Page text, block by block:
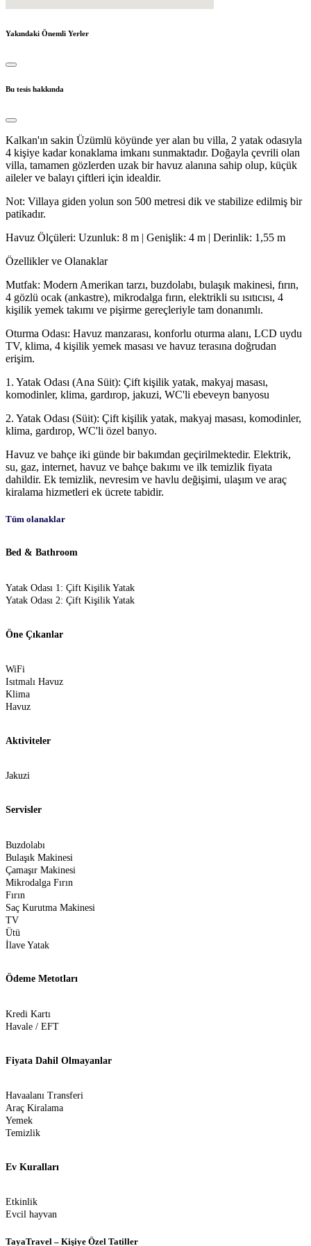
Yakındaki Önemli Yerler
Bu tesis hakkında
Kalkan'ın sakin Üzümlü köyünde yer alan bu villa, 2 yatak odasıyla
4 kişiye kadar konaklama imkanı sunmaktadır. Doğayla çevrili olan
villa, tamamen gözlerden uzak bir havuz alanına sahip olup, küçük
aileler ve balayı çiftleri için idealdir.
Not: Villaya giden yolun son 500 metresi dik ve stabilize edilmiş bir
patikadır.
Havuz Ölçüleri: Uzunluk: 8 m | Genişlik: 4 m | Derinlik: 1,55 m
Özellikler ve Olanaklar
Mutfak: Modern Amerikan tarzı, buzdolabı, bulaşık makinesi, fırın,
4 gözlü ocak (ankastre), mikrodalga fırın, elektrikli su ısıtıcısı, 4
kişilik yemek takımı ve pişirme gereçleriyle tam donanımlı.
Oturma Odası: Havuz manzarası, konforlu oturma alanı, LCD uydu
TV, klima, 4 kişilik yemek masası ve havuz terasına doğrudan
erişim.
1. Yatak Odası (Ana Süit): Çift kişilik yatak, makyaj masası,
komodinler, klima, gardırop, jakuzi, WC'li ebeveyn banyosu
2. Yatak Odası (Süit): Çift kişilik yatak, makyaj masası, komodinler,
klima, gardırop, WC'li özel banyo.
Havuz ve bahçe iki günde bir bakımdan geçirilmektedir. Elektrik,
su, gaz, internet, havuz ve bahçe bakımı ve ilk temizlik fiyata
dahildir. Ek temizlik, nevresim ve havlu değişimi, ulaşım ve araç
kiralama hizmetleri ek ücrete tabidir.
Tüm olanaklar
Bed & Bathroom
Yatak Odası 1: Çift Kişilik Yatak
Yatak Odası 2: Çift Kişilik Yatak
Öne Çıkanlar
WiFi
Isıtmalı Havuz
Klima
Havuz
Aktiviteler
Jakuzi
Servisler
Buzdolabı
Bulaşık Makinesi
Çamaşır Makinesi
Mikrodalga Fırın
Fırın
Saç Kurutma Makinesi
TV
Ütü
İlave Yatak
Ödeme Metotları
Kredi Kartı
Havale / EFT
Fiyata Dahil Olmayanlar
Havaalanı Transferi
Araç Kiralama
Yemek
Temizlik
Ev Kuralları
Etkinlik
Evcil hayvan
TayaTravel – Kişiye Özel Tatiller